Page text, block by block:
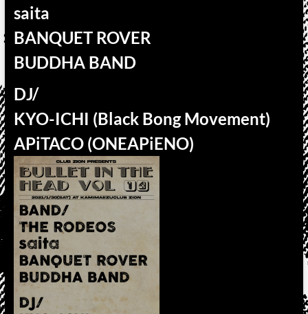
saita
BANQUET ROVER
BUDDHA BAND
DJ/
KYO-ICHI (Black Bong Movement)
APiTACO (ONEAPiENO)